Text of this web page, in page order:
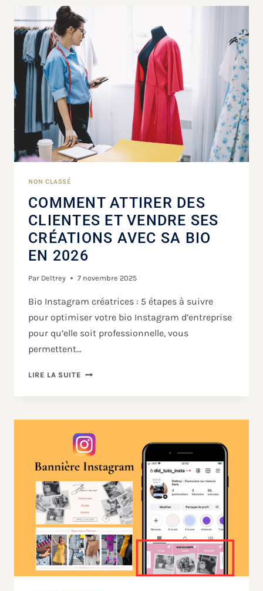
NON CLASSÉ
COMMENT ATTIRER DES
CLIENTES ET VENDRE SES
CRÉATIONS AVEC SA BIO
EN 2026
Par Deltrey 7 novembre 2025
Bio Instagram créatrices : 5 étapes à suivre
pour optimiser votre bio Instagram d’entreprise
pour qu’elle soit professionnelle, vous
permettent…
LIRE LA SUITE